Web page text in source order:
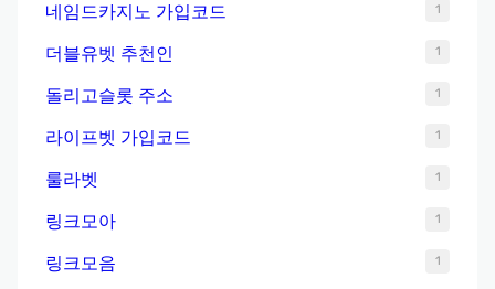
네임드카지노 가입코드 1
더블유벳 추천인 1
돌리고슬롯 주소 1
라이프벳 가입코드 1
룰라벳 1
링크모아 1
링크모음 1